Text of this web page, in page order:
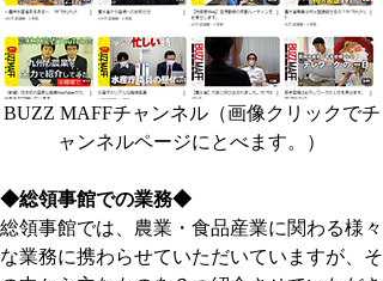
BUZZ MAFFチャンネル（画像クリックでチ
ャンネルページにとべます。）
◆総領事館での業務◆
総領事館では、農業・食品産業に関わる様々
な業務に携わらせていただいていますが、そ